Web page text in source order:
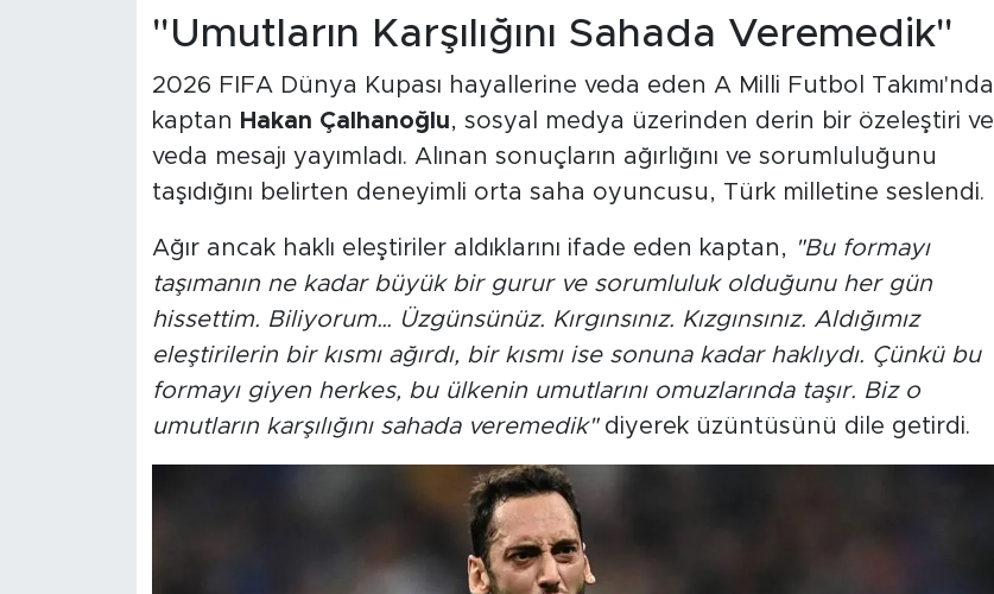
"Umutların Karşılığını Sahada Veremedik"
2026 FIFA Dünya Kupası hayallerine veda eden A Milli Futbol Takımı'nda
kaptan Hakan Çalhanoğlu, sosyal medya üzerinden derin bir özeleştiri ve
veda mesajı yayımladı. Alınan sonuçların ağırlığını ve sorumluluğunu
taşıdığını belirten deneyimli orta saha oyuncusu, Türk milletine seslendi.
Ağır ancak haklı eleştiriler aldıklarını ifade eden kaptan, "Bu formayı
taşımanın ne kadar büyük bir gurur ve sorumluluk olduğunu her gün
hissettim. Biliyorum… Üzgünsünüz. Kırgınsınız. Kızgınsınız. Aldığımız
eleştirilerin bir kısmı ağırdı, bir kısmı ise sonuna kadar haklıydı. Çünkü bu
formayı giyen herkes, bu ülkenin umutlarını omuzlarında taşır. Biz o
umutların karşılığını sahada veremedik"diyerek üzüntüsünü dile getirdi.